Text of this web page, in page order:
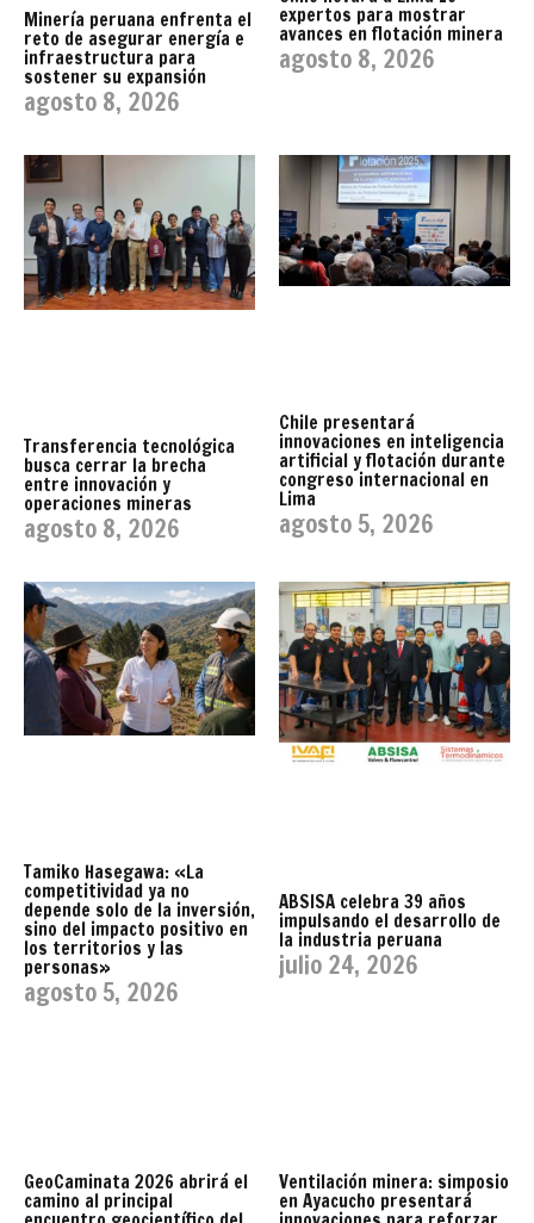
Minería peruana enfrenta el
reto de asegurar energía e
infraestructura para
sostener su expansión
agosto 8, 2026
expertos para mostrar
avances en flotación minera
agosto 8, 2026
Transferencia tecnológica
busca cerrar la brecha
entre innovación y
operaciones mineras
agosto 8, 2026
Chile presentará
innovaciones en inteligencia
artificial y flotación durante
congreso internacional en
Lima
agosto 5, 2026
Tamiko Hasegawa: «La
competitividad ya no
depende solo de la inversión,
sino del impacto positivo en
los territorios y las
personas»
agosto 5, 2026
ABSISA celebra 39 años
impulsando el desarrollo de
la industria peruana
julio 24, 2026
GeoCaminata 2026 abrirá el
camino al principal
Ventilación minera: simposio
en Ayacucho presentará